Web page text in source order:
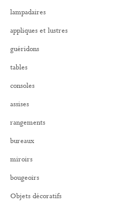
e
:
lampadaires
appliques et lustres
guéridons
tables
consoles
assises
rangements
bureaux
miroirs
bougeoirs
Objets décoratifs